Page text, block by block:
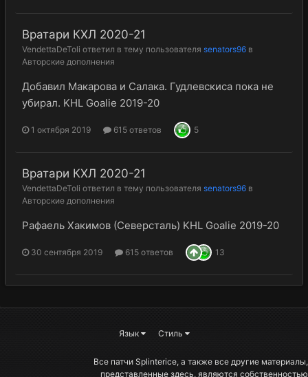
Вратари КХЛ 2020-21
VendettaDeToli ответил в тему пользователя senators96 в
Авторские дополнения
Добавил Макарова и Салака. Гудлевскиса пока не
убирал. KHL Goalie 2019-20
1 октября 2019 615 ответов 5
Вратари КХЛ 2020-21
VendettaDeToli ответил в тему пользователя senators96 в
Авторские дополнения
Рафаель Хакимов (Северсталь) KHL Goalie 2019-20
30 сентября 2019 615 ответов 13
Язык Стиль
Все патчи Splinterice, а также все другие материалы,
представленные здесь, являются собственностью